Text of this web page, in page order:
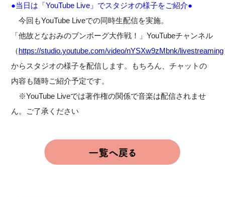
●当日は「YouTube Live」でスタジオの様子をご紹介●
今回もYouTube Liveでの同時生配信を実施。
「他故となおみのブンボーグ大作戦！」YouTubeチャンネル
（https://studio.youtube.com/video/nYSXw9zMbnk/livestreaming
からスタジオの様子を配信します。もちろん、チャットの
内容も随時ご紹介予定です。
※YouTube Liveでは著作権の関係で音楽は配信されませ
ん。ご了承ください